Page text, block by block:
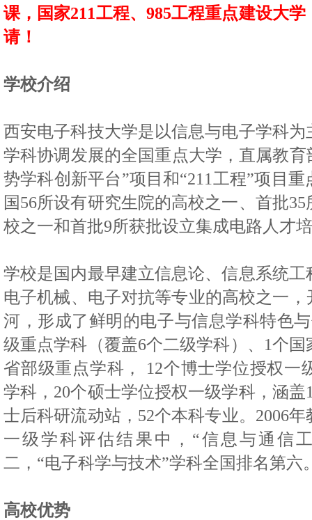
课，国家211工程、985工程重点建设大
请！
学校介绍
西安电子科技大学是以信息与电子学科
学科协调发展的全国重点大学，直属教育
势学科创新平台”项目和“211工程”项目重
国56所设有研究生院的高校之一、首批35
校之一和首批9所获批设立集成电路人才
学校是国内最早建立信息论、信息系统
电子机械、电子对抗等专业的高校之一，
河，形成了鲜明的电子与信息学科特色
级重点学科（覆盖6个二级学科）、 1个国
省部级重点学科， 12个博士学位授权一
学科， 20个硕士学位授权一级学科，涵盖
士后科研流动站， 52个本科专业。 2006年
一级学科评估结果中，“信息与通信
二，“电子科学与技术”学科全国排名第六
高校优势